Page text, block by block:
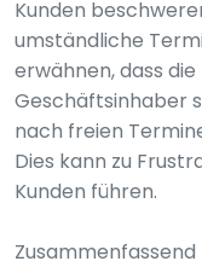
Kunden
umständliche
erwähnen, dass
Geschäftsinhaber
nach freien
Dies kann zu
Kunden führen.